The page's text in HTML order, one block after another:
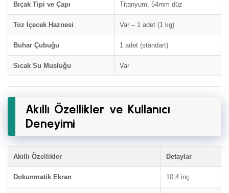
Bıçak Tipi ve Çapı Titanyum, 54mm düz
Toz İçecek Haznesi Var – 1 adet (1 kg)
Buhar Çubuğu 1 adet (standart)
Sıcak Su Musluğu Var
Akıllı Özellikler ve Kullanıcı
Deneyimi
Akıllı Özellikler Detaylar
Dokunmatik Ekran 10,4 inç